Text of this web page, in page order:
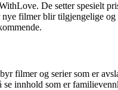
De setter spesielt
filmer blir tilgjengelige
filmer og serier som er
se innhold som er